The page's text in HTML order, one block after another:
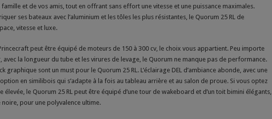
et de vos amis, tout en offrant sans effort une vitesse et une puissance maximales.
ses bateaux avec l’aluminium et les tôles les plus résistantes, le Quorum 25 RL de
vitesse et luxe.
peut être équipé de moteurs de 150 à 300 cv, le choix vous appartient. Peu importe
avec la longueur du tube et les virures de levage, le Quorum ne manque pas de performance.
graphique sont un must pour le Quorum 25 RL. L’éclairage DEL d’ambiance abonde, avec une
en similibois qui s’adapte à la fois au tableau arrière et au salon de proue. Si vous optez
élevée, le Quorum 25 RL peut être équipé d’une tour de wakeboard et d’un toit bimini élégants,
pour une polyvalence ultime.